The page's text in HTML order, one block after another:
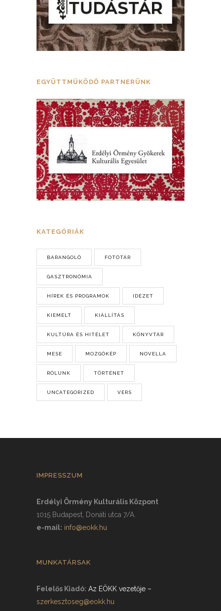
EGYÜTTMŰKÖDŐ PARTNERÜNK
KATEGÓRIÁK
BARANGOLÓ FOTÓTÁR
GASZTRONÓMIA
HÍREK ÉS PROGRAMOK IDÉZET
KIEMELT KIÁLLÍTÁS
KULTÚRA ÉS HITÉLET KÖNYVTÁR
MESE MOZGÓKÉP NOVELLA
RÓLUNK TÖRTÉNET
UNCATEGORIZED VERS
IMPRESSZUM
Erdélyi Örmény Kulturális Központ
1015 Budapest, Donáti utca 7/A.
e-mail: info@eokk.hu
MUNKATÁRSAK
Felelős Kiadó: Az EÖKK vezetője –
szerkesztoseg@eokk.hu